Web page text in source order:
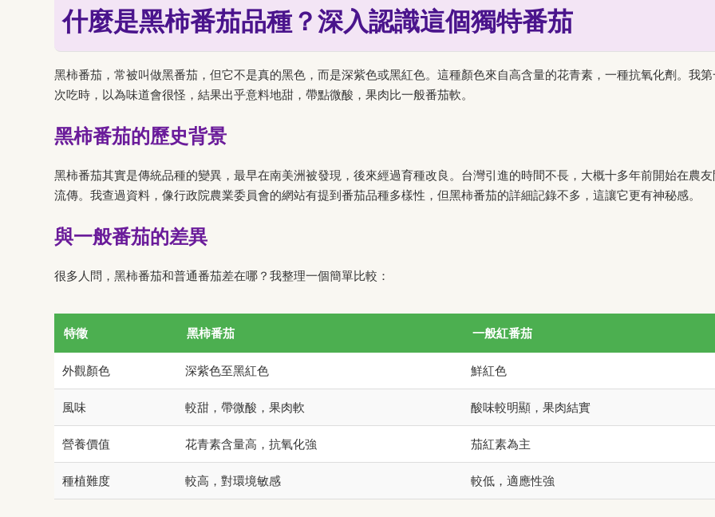
什麼是黑柿番茄品種？深入認識這個獨特番茄
黑柿番茄，常被叫做黑番茄，但它不是真的黑色，而是深紫色或黑紅色。這種顏色來自高含量的花青素，一種抗氧化劑。我
次吃時，以為味道會很怪，結果出乎意料地甜，帶點微酸，果肉比一般番茄軟。
黑柿番茄的歷史背景
黑柿番茄其實是傳統品種的變異，最早在南美洲被發現，後來經過育種改良。台灣引進的時間不長，大概十多年前開始在農
流傳。我查過資料，像行政院農業委員會的網站有提到番茄品種多樣性，但黑柿番茄的詳細記錄不多，這讓它更有神秘感。
與一般番茄的差異
很多人問，黑柿番茄和普通番茄差在哪？我整理一個簡單比較：
特徵 黑柿番茄 一般紅番茄
外觀顏色 深紫色至黑紅色 鮮紅色
風味 較甜，帶微酸，果肉軟 酸味較明顯，果肉結實
營養價值 花青素含量高，抗氧化強 茄紅素為主
種植難度 較高，對環境敏感 較低，適應性強